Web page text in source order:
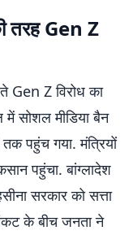
तरह Gen Z
Gen Z विरोध का
में सोशल मीडिया बैन
पहुंच गया. मंत्रियों
पहुंचा. बांग्लादेश
सरकार को सत्ता
के बीच जनता ने